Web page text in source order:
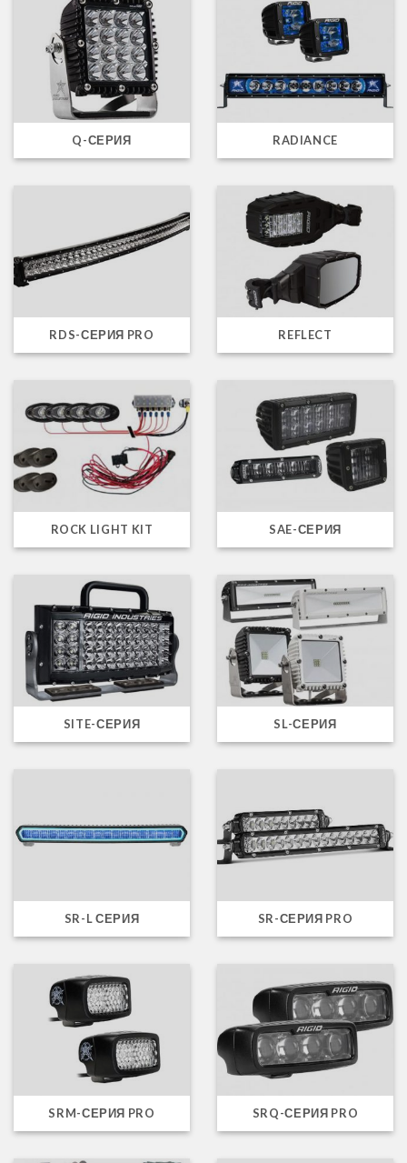
Q-СЕРИЯ RADIANCE
RDS-СЕРИЯ PRO REFLECT
ROCK LIGHT KIT SAE-СЕРИЯ
SITE-СЕРИЯ SL-СЕРИЯ
SR-L СЕРИЯ SR-СЕРИЯ PRO
SRM-СЕРИЯ PRO SRQ-СЕРИЯ PRO